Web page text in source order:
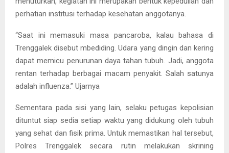
perhatian institusi terhadap kesehatan anggotanya.
“Saat ini memasuki masa pancaroba, kalau bahasa di
Trenggalek disebut mbediding. Udara yang dingin dan kering
dapat memicu penurunan daya tahan tubuh. Jadi, anggota
rentan terhadap berbagai macam penyakit. Salah satunya
adalah influenza.” Ujarnya
Sementara pada sisi yang lain, selaku petugas kepolisian
dituntut siap sedia setiap waktu yang didukung oleh tubuh
yang sehat dan fisik prima. Untuk memastikan hal tersebut,
Polres Trenggalek secara rutin melakukan skrining